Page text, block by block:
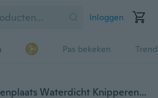
Inloggen
Pas bekeken
1PC LED Net Lights Binnenplaats Waterdicht Knipperende Lichtslingers Festival Lights Outdoor Led Decoratie Verlichting Decoration